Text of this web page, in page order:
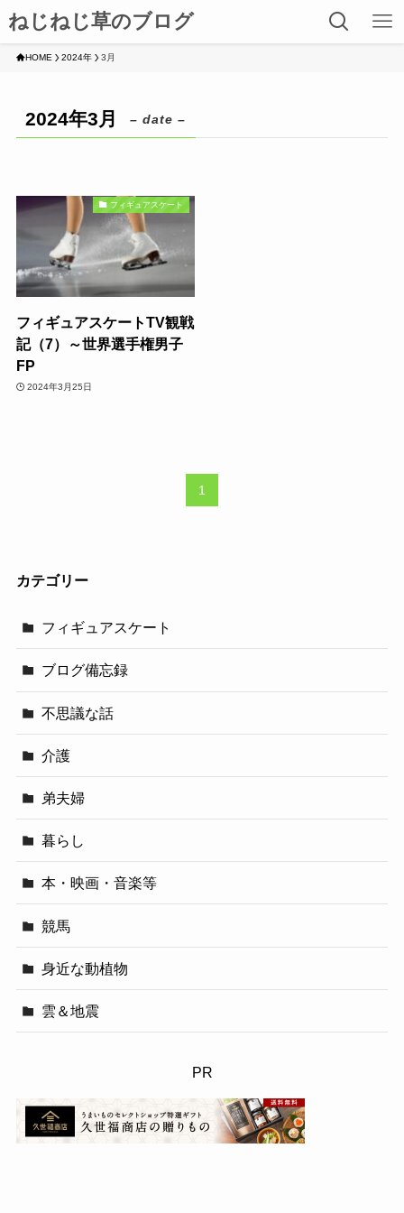
ねじねじ草のブログ
HOME 2024年 3月
2024年3月 – date –
フィギュアスケート
フィギュアスケートTV観戦
記（7）～世界選手権男子
FP
2024年3月25日
1
カテゴリー
フィギュアスケート
ブログ備忘録
不思議な話
介護
弟夫婦
暮らし
本・映画・音楽等
競馬
身近な動植物
雲＆地震
PR